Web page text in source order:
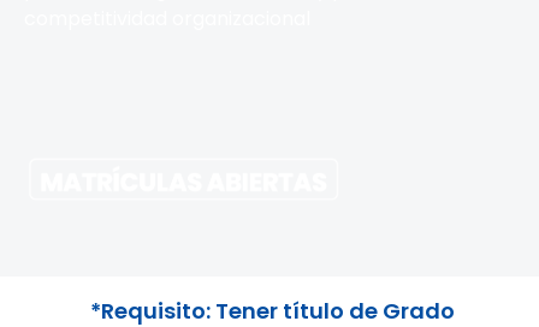
*Requisito: Tener título de Grado